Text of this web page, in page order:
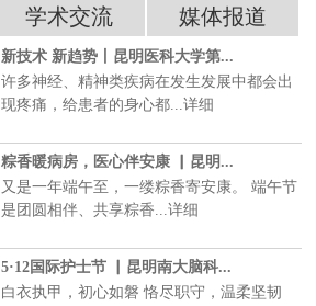
学术交流 媒体报道
新技术 新趋势丨昆明医科大学第...
许多神经、精神类疾病在发生发展中都会出
现疼痛，给患者的身心都...详细
粽香暖病房，医心伴安康 ▏昆明...
又是一年端午至，一缕粽香寄安康。 端午节
是团圆相伴、共享粽香...详细
5·12国际护士节 ▏昆明南大脑科...
白衣执甲，初心如磐 恪尽职守，温柔坚韧